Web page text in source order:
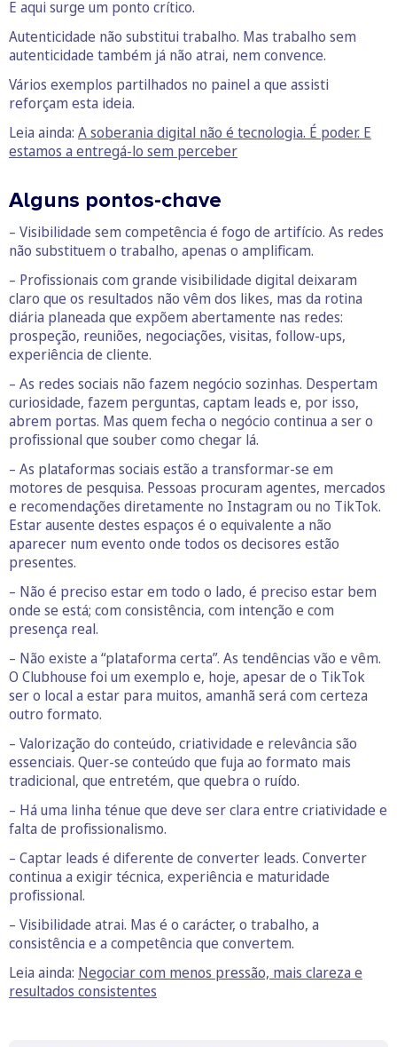
E aqui surge um ponto crítico.
Autenticidade não substitui trabalho. Mas trabalho sem
autenticidade também já não atrai, nem convence.
Vários exemplos partilhados no painel a que assisti
reforçam esta ideia.
Leia ainda: A soberania digital não é tecnologia. É poder. E
estamos a entregá-lo sem perceber
Alguns pontos-chave
– Visibilidade sem competência é fogo de artifício. As redes
não substituem o trabalho, apenas o amplificam.
– Profissionais com grande visibilidade digital deixaram
claro que os resultados não vêm dos likes, mas da rotina
diária planeada que expõem abertamente nas redes:
prospeção, reuniões, negociações, visitas, follow-ups,
experiência de cliente.
– As redes sociais não fazem negócio sozinhas. Despertam
curiosidade, fazem perguntas, captam leads e, por isso,
abrem portas. Mas quem fecha o negócio continua a ser o
profissional que souber como chegar lá.
– As plataformas sociais estão a transformar-se em
motores de pesquisa. Pessoas procuram agentes, mercados
e recomendações diretamente no Instagram ou no TikTok.
Estar ausente destes espaços é o equivalente a não
aparecer num evento onde todos os decisores estão
presentes.
– Não é preciso estar em todo o lado, é preciso estar bem
onde se está; com consistência, com intenção e com
presença real.
– Não existe a “plataforma certa”. As tendências vão e vêm.
O Clubhouse foi um exemplo e, hoje, apesar de o TikTok
ser o local a estar para muitos, amanhã será com certeza
outro formato.
– Valorização do conteúdo, criatividade e relevância são
essenciais. Quer-se conteúdo que fuja ao formato mais
tradicional, que entretém, que quebra o ruído.
– Há uma linha ténue que deve ser clara entre criatividade e
falta de profissionalismo.
– Captar leads é diferente de converter leads. Converter
continua a exigir técnica, experiência e maturidade
profissional.
– Visibilidade atrai. Mas é o carácter, o trabalho, a
consistência e a competência que convertem.
Leia ainda: Negociar com menos pressão, mais clareza e
resultados consistentes